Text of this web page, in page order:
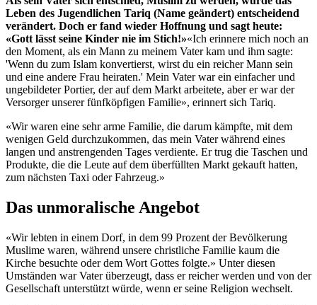
Leben des Jugendlichen Tariq (Name geändert) entscheidend
verändert. Doch er fand wieder Hoffnung und sagt heute:
«Gott lässt seine Kinder nie im Stich!»«Ich erinnere mich noch an
den Moment, als ein Mann zu meinem Vater kam und ihm sagte:
'Wenn du zum Islam konvertierst, wirst du ein reicher Mann sein
und eine andere Frau heiraten.' Mein Vater war ein einfacher und
ungebildeter Portier, der auf dem Markt arbeitete, aber er war der
Versorger unserer fünfköpfigen Familie», erinnert sich Tariq.
«Wir waren eine sehr arme Familie, die darum kämpfte, mit dem
wenigen Geld durchzukommen, das mein Vater während eines
langen und anstrengenden Tages verdiente. Er trug die Taschen und
Produkte, die die Leute auf dem überfüllten Markt gekauft hatten,
zum nächsten Taxi oder Fahrzeug.»
Das unmoralische Angebot
«Wir lebten in einem Dorf, in dem 99 Prozent der Bevölkerung
Muslime waren, während unsere christliche Familie kaum die
Kirche besuchte oder dem Wort Gottes folgte.» Unter diesen
Umständen war Vater überzeugt, dass er reicher werden und von der
Gesellschaft unterstützt würde, wenn er seine Religion wechselt.